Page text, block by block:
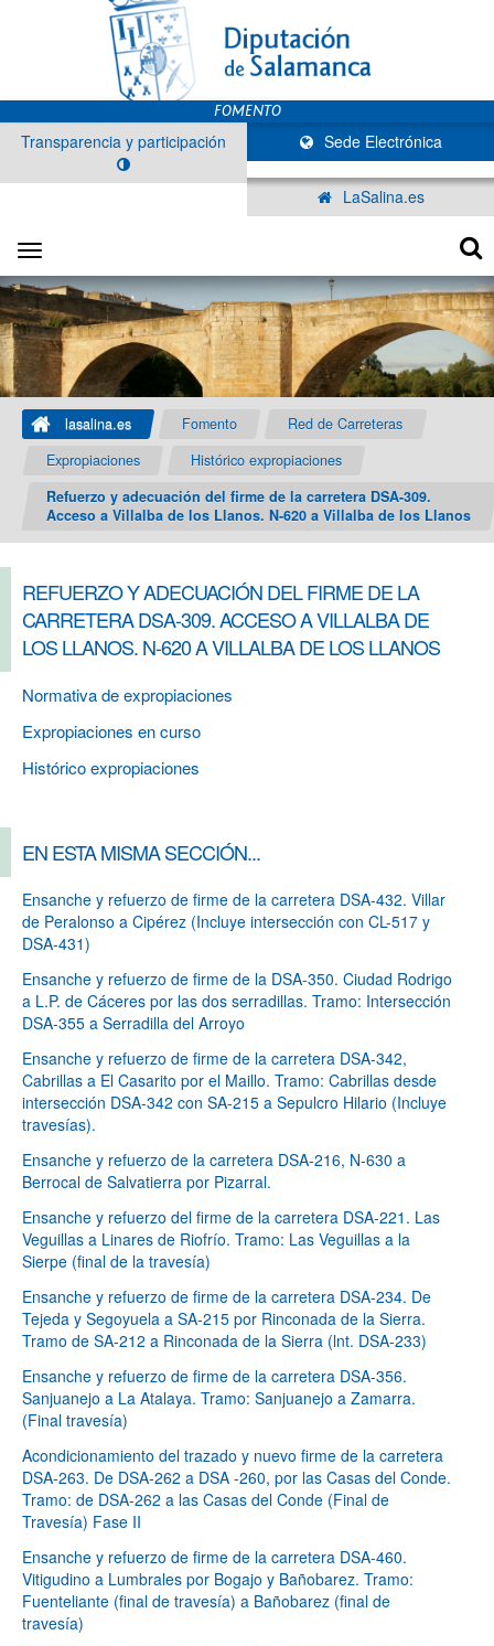
Sede Electrónica
Transparencia y participación
LaSalina.es
Toggle
navigation
lasalina.es Fomento
Red de Carreteras
Expropiaciones
Histórico expropiaciones
Refuerzo y adecuación del firme de la carretera DSA-309.
Acceso a Villalba de los Llanos. N-620 a Villalba de los Llanos
REFUERZO Y ADECUACIÓN DEL FIRME DE LA
CARRETERA DSA-309. ACCESO A VILLALBA DE
LOS LLANOS. N-620 A VILLALBA DE LOS LLANOS
Normativa de expropiaciones
Expropiaciones en curso
Histórico expropiaciones
EN ESTA MISMA SECCIÓN...
Ensanche y refuerzo de firme de la carretera DSA-432. Villar
de Peralonso a Cipérez (Incluye intersección con CL-517 y
DSA-431)
Ensanche y refuerzo de firme de la DSA-350. Ciudad Rodrigo
a L.P. de Cáceres por las dos serradillas. Tramo: Intersección
DSA-355 a Serradilla del Arroyo
Ensanche y refuerzo de firme de la carretera DSA-342,
Cabrillas a El Casarito por el Maillo. Tramo: Cabrillas desde
intersección DSA-342 con SA-215 a Sepulcro Hilario (Incluye
travesías).
Ensanche y refuerzo de la carretera DSA-216, N-630 a
Berrocal de Salvatierra por Pizarral.
Ensanche y refuerzo del firme de la carretera DSA-221. Las
Veguillas a Linares de Riofrío. Tramo: Las Veguillas a la
Sierpe (final de la travesía)
Ensanche y refuerzo de firme de la carretera DSA-234. De
Tejeda y Segoyuela a SA-215 por Rinconada de la Sierra.
Tramo de SA-212 a Rinconada de la Sierra (lnt. DSA-233)
Ensanche y refuerzo de firme de la carretera DSA-356.
Sanjuanejo a La Atalaya. Tramo: Sanjuanejo a Zamarra.
(Final travesía)
Acondicionamiento del trazado y nuevo firme de la carretera
DSA-263. De DSA-262 a DSA -260, por las Casas del Conde.
Tramo: de DSA-262 a las Casas del Conde (Final de
Travesía) Fase II
Ensanche y refuerzo de firme de la carretera DSA-460.
Vitigudino a Lumbrales por Bogajo y Bañobarez. Tramo:
Fuenteliante (final de travesía) a Bañobarez (final de
travesía)